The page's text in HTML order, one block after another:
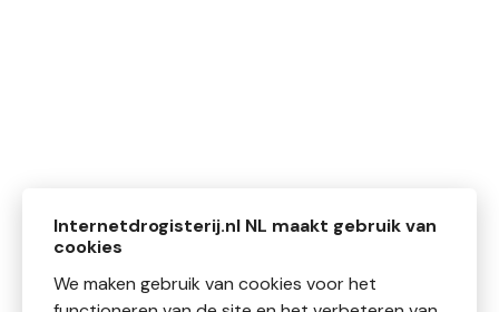
Internetdrogisterij.nl NL maakt gebruik van
cookies
We maken gebruik van cookies voor het